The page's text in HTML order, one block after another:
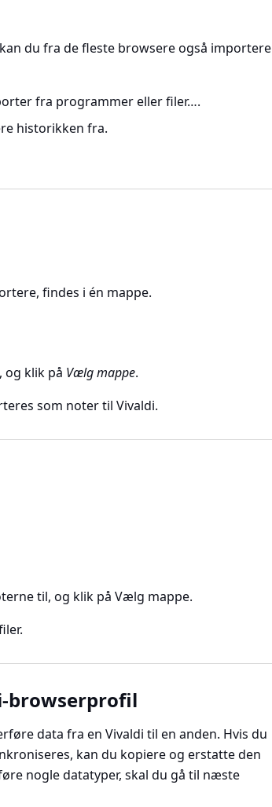
kan du fra de fleste browsere også importere
fra programmer eller filer….
historikken fra.
findes i én mappe.
og klik på Vælg mappe.
som noter til Vivaldi.
til, og klik på Vælg mappe.
browserprofil
data fra en Vivaldi til en anden. Hvis du
kan du kopiere og erstatte den
nogle datatyper, skal du gå til næste